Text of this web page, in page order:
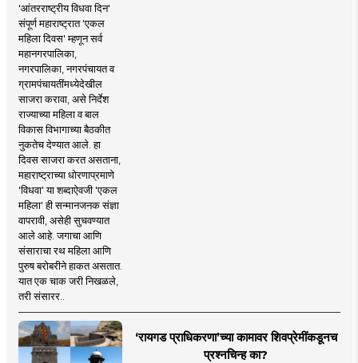
'आंतरराष्ट्रीय विधवा दिन'
संपूर्ण महाराष्ट्रात 'एकल
महिला दिवस' म्हणून सर्व
महानगरपालिका,
नगरपालिका, नगरपंचायत व
ग्रामपंचायतींमध्येदेखील
साजरा करावा, असे निर्देश
राज्याच्या महिला व बाल
विकास विभागाच्या बैठकीत
नुकतेच देण्यात आले. हा
दिवस साजरा करत असताना,
महाराष्ट्राच्या धोरणाप्रमाणे
'विधवा' या शब्दाऐवजी 'एकल
महिला' ही सन्मानजनक संज्ञा
वापरावी, असेही सुचवण्यात
आले आहे. जगाचा आणि
संसाराचा रथ महिला आणि
पुरुष बरोबरीने हाकत असतात.
यात एक चाक जरी निखळले,
तरी संसारर..
‘रायगड प्राधिकरणा’च्या कामावर शिवप्रेमींकडूनच
प्रश्नचिन्ह का?